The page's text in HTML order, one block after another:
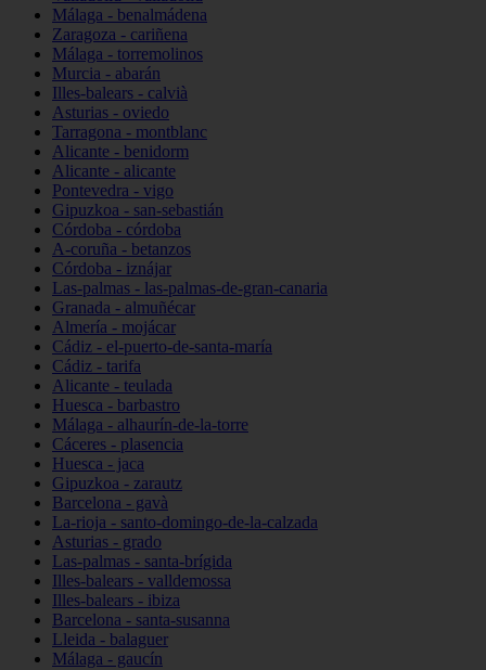
Málaga - benalmádena
Zaragoza - cariñena
Málaga - torremolinos
Murcia - abarán
Illes-balears - calvià
Asturias - oviedo
Tarragona - montblanc
Alicante - benidorm
Alicante - alicante
Pontevedra - vigo
Gipuzkoa - san-sebastián
Córdoba - córdoba
A-coruña - betanzos
Córdoba - iznájar
Las-palmas - las-palmas-de-gran-canaria
Granada - almuñécar
Almería - mojácar
Cádiz - el-puerto-de-santa-maría
Cádiz - tarifa
Alicante - teulada
Huesca - barbastro
Málaga - alhaurín-de-la-torre
Cáceres - plasencia
Huesca - jaca
Gipuzkoa - zarautz
Barcelona - gavà
La-rioja - santo-domingo-de-la-calzada
Asturias - grado
Las-palmas - santa-brígida
Illes-balears - valldemossa
Illes-balears - ibiza
Barcelona - santa-susanna
Lleida - balaguer
Málaga - gaucín